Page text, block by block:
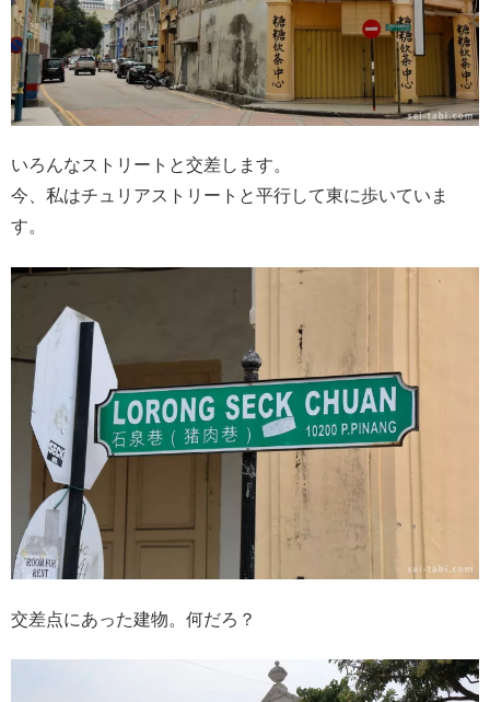
いろんなストリートと交差します。
今、私はチュリアストリートと平行して東に歩いていま
す。
交差点にあった建物。何だろ？